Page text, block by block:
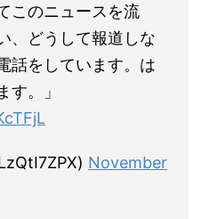
このニュースを流
、どうして報道しな
話をしています。は
す。」
November